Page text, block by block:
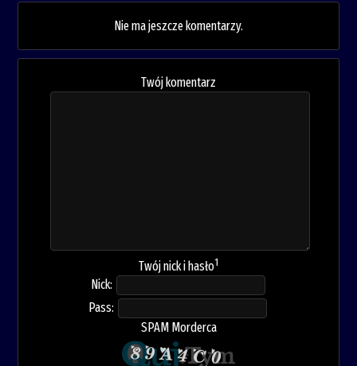
Nie ma jeszcze komentarzy.
Twój komentarz
Twój nick i hasło1
Nick:
Pass:
SPAM Morderca